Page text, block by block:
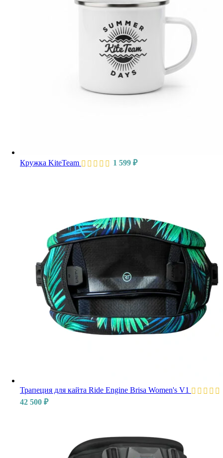
Кружка KiteTeam 1 599 ₽
Трапеция для кайта Ride Engine Brisa Women's V1
42 500 ₽